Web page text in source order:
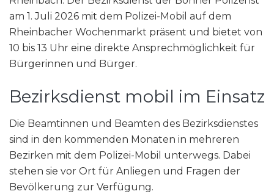
am 1. Juli 2026 mit dem Polizei-Mobil auf dem
Rheinbacher Wochenmarkt präsent und bietet von
10 bis 13 Uhr eine direkte Ansprechmöglichkeit für
Bürgerinnen und Bürger.
Bezirksdienst mobil im Einsatz
Die Beamtinnen und Beamten des Bezirksdienstes
sind in den kommenden Monaten in mehreren
Bezirken mit dem Polizei-Mobil unterwegs. Dabei
stehen sie vor Ort für Anliegen und Fragen der
Bevölkerung zur Verfügung.